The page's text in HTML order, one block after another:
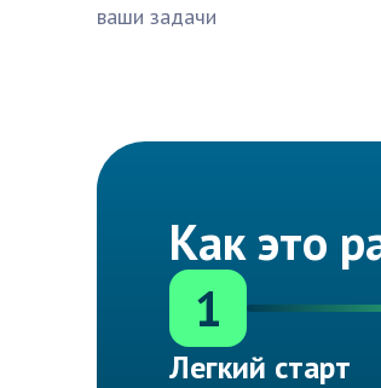
ваши задачи
Как это
1
Легкий старт